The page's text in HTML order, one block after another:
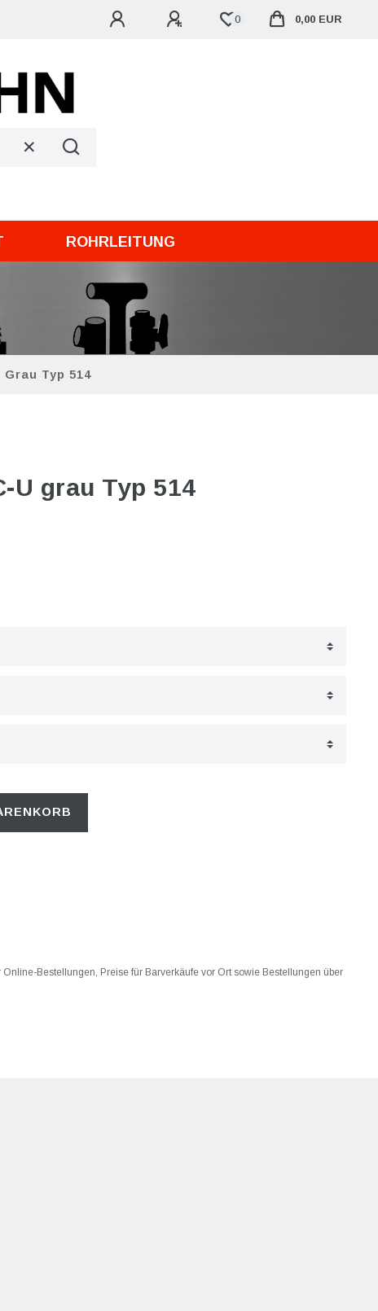
0 0,00 EUR
ROHRLEITUNG
Typ 514
U grau Typ 514
Online-Bestellungen, Preise für Barverkäufe vor Ort sowie Bestellungen über